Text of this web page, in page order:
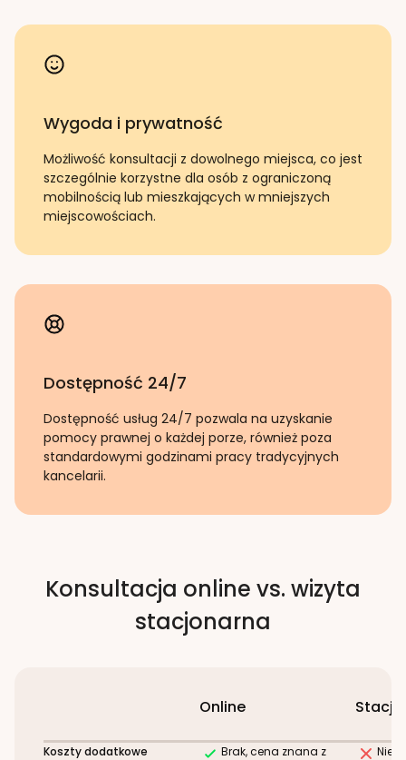
Wygoda i prywatność
Możliwość konsultacji z dowolnego miejsca, co jest
szczególnie korzystne dla osób z ograniczoną
mobilnością lub mieszkających w mniejszych
miejscowościach.
Dostępność 24/7
Dostępność usług 24/7 pozwala na uzyskanie
pomocy prawnej o każdej porze, również poza
standardowymi godzinami pracy tradycyjnych
kancelarii.
Konsultacja online vs. wizyta
stacjonarna
Online
Koszty dodatkowe
Brak, cena znana z